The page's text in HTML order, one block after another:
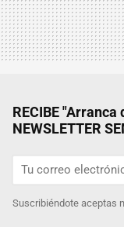
RECIBE "Arranca
NEWSLETTER
Suscribiéndote aceptas